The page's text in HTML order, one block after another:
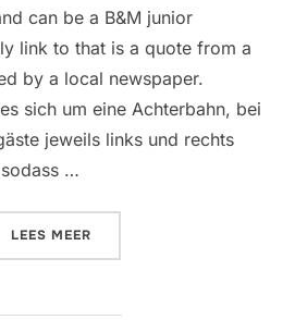
can be a B&M junior
link to that is a quote from a
by a local newspaper.
sich um eine Achterbahn, bei
jeweils links und rechts
…
LEES MEER